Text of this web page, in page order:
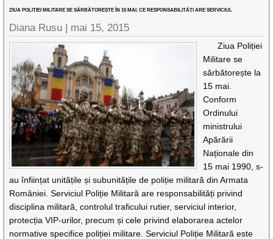
ZIUA POLIȚIEI MILITARE SE SĂRBĂTOREȘTE ÎN 15 MAI. CE RESPONSABILITĂȚI ARE SERVICIUL
Diana Rusu | mai 15, 2015
Ziua Poliției
Militare se
sărbătorește la
15 mai.
Conform
Ordinului
ministrului
Apărării
Naționale din
15 mai 1990, s-
au înființat unitățile și subunitățile de poliție militară din Armata
României. Serviciul Poliție Militară are responsabilități privind
disciplina militară, controlul traficului rutier, serviciul interior,
protecția VIP-urilor, precum și cele privind elaborarea actelor
normative specifice poliției militare. Serviciul Poliție Militară este